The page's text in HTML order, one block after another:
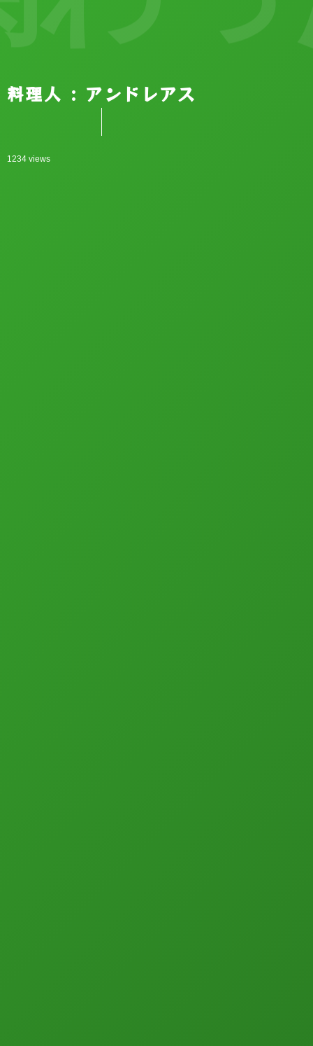
料理人 : アンドレアス
1234 views